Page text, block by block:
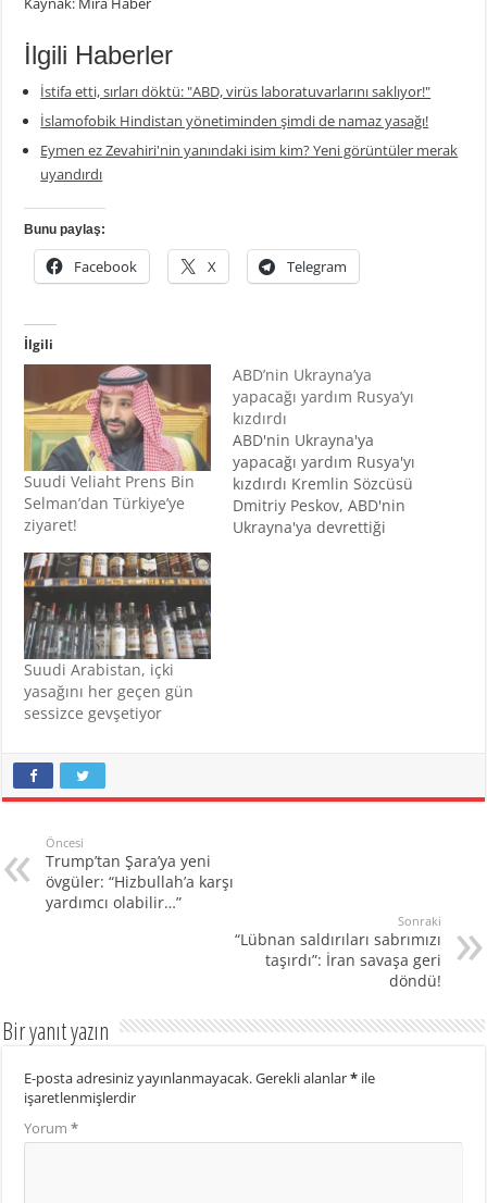
İlgili Haberler
İstifa etti, sırları döktü: "ABD, virüs laboratuvarlarını saklıyor!"
İslamofobik Hindistan yönetiminden şimdi de namaz yasağı!
Eymen ez Zevahiri'nin yanındaki isim kim? Yeni görüntüler merak
uyandırdı
Bunu paylaş:
Facebook X Telegram
İlgili
Suudi Veliaht Prens Bin
Selman’dan Türkiye’ye
ziyaret!
ABD’nin Ukrayna’ya
yapacağı yardım Rusya’yı
kızdırdı
ABD'nin Ukrayna'ya
yapacağı yardım Rusya'yı
kızdırdı Kremlin Sözcüsü
Dmitriy Peskov, ABD'nin
Ukrayna'ya devrettiği
Suudi Arabistan, içki
yasağını her geçen gün
sessizce gevşetiyor
Öncesi
Trump’tan Şara’ya yeni
övgüler: “Hizbullah’a karşı
yardımcı olabilir…”
Sonraki
“Lübnan saldırıları sabrımızı
taşırdı”: İran savaşa geri
döndü!
Bir yanıt yazın
E-posta adresiniz yayınlanmayacak.Gerekli alanlar* ile
işaretlenmişlerdir
Yorum*